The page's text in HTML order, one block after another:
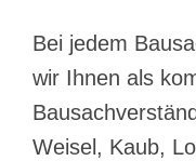
Bei jedem
wir Ihnen als
Weisel, Kaub,